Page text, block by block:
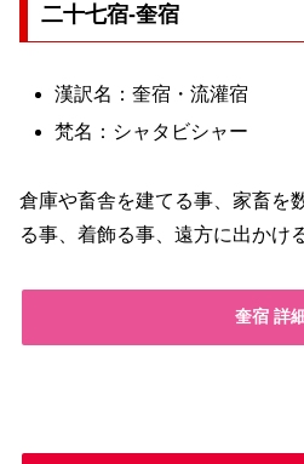
二十七宿-奎宿
漢訳名：奎宿・流灌宿
梵名：シャタビシャー
倉庫や畜舎を建てる事、家畜を
る事、着飾る事、遠方に出かけ
奎宿 詳